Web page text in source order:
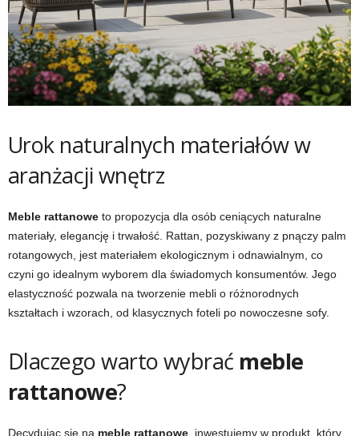
Urok naturalnych materiałów w
aranżacji wnętrz
Meble rattanowe to propozycja dla osób ceniących naturalne
materiały, elegancję i trwałość. Rattan, pozyskiwany z pnączy palm
rotangowych, jest materiałem ekologicznym i odnawialnym, co
czyni go idealnym wyborem dla świadomych konsumentów. Jego
elastyczność pozwala na tworzenie mebli o różnorodnych
kształtach i wzorach, od klasycznych foteli po nowoczesne sofy.
Dlaczego warto wybrać meble
rattanowe?
Decydując się na meble rattanowe , inwestujemy w produkt, który